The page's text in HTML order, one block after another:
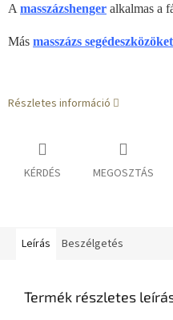
A masszázshenger alkalmas a
Más masszázs segédeszközöket
Részletes információ
KÉRDÉS MEGOSZTÁS
Leírás Beszélgetés
Termék részletes